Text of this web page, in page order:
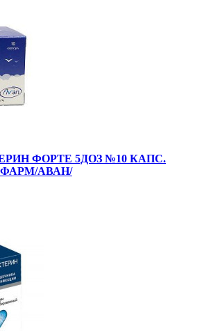
ФОРТЕ 5ДОЗ №10 КАПС.
АВАН/